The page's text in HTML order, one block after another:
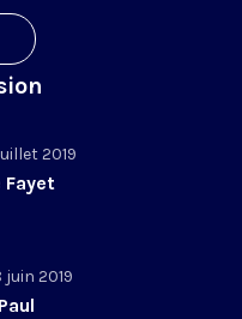
2019
Fayet
juin 2019